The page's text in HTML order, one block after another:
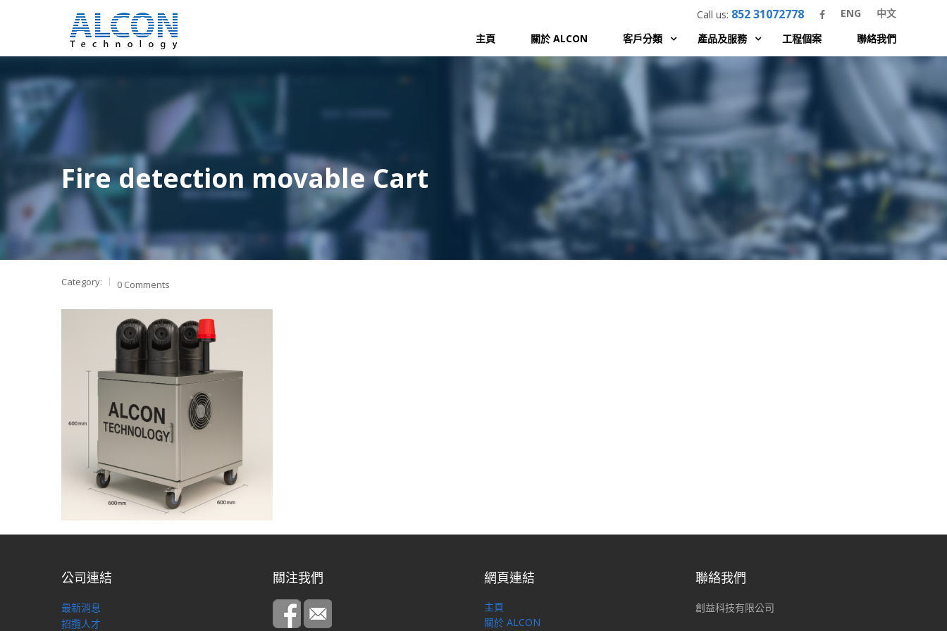
Call us: 852 31072778 ENG
中文
主頁
關於 ALCON 客戶分類 產品及服務 工程個案 聯絡我們
Fire detection movable Cart
Category: 0 Comments
公司連結
最新消息
招攬人才
關注我們 網頁連結
主頁
關於 ALCON
聯絡我們
創益科技有限公司